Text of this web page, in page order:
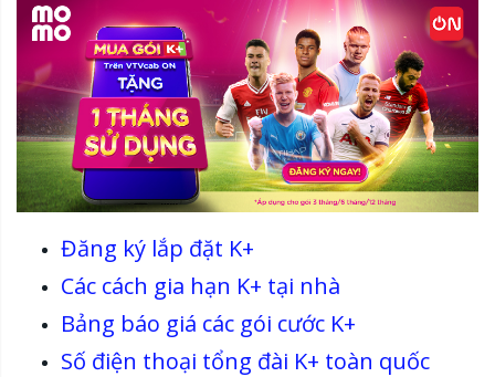
Đăng ký lắp đặt K+
Các cách gia hạn K+ tại nhà
Bảng báo giá các gói cước K+
Số điện thoại tổng đài K+ toàn quốc